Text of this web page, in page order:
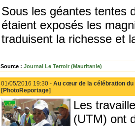
Sous les géantes tentes
étaient exposés les
traduisent la richesse et
Source : Journal Le Terroir (Mauritanie)
01/05/2016 19:30 - Au cœur de la célébration du
[PhotoReportage]
Les
(UTM) ont